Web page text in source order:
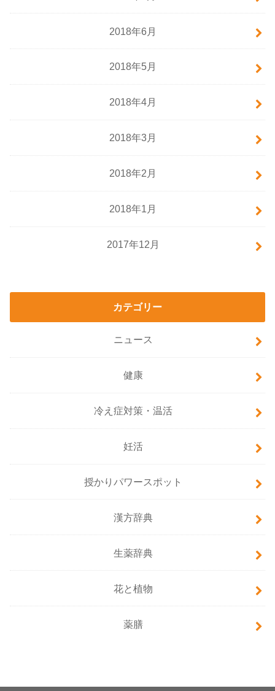
2018年6月
2018年5月
2018年4月
2018年3月
2018年2月
2018年1月
2017年12月
カテゴリー
ニュース
健康
冷え症対策・温活
妊活
授かりパワースポット
漢方辞典
生薬辞典
花と植物
薬膳